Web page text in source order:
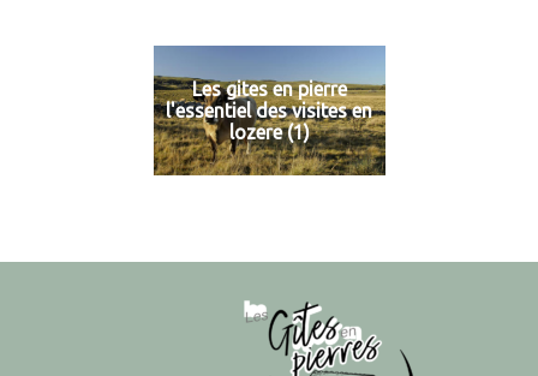
Les gites en pierre
l'essentiel des visites en
lozere (1)